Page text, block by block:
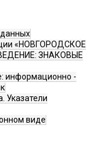
«НОВГОРОДСКОЕ
ЗНАКОВЫЕ
информационно -
Указатели
виде